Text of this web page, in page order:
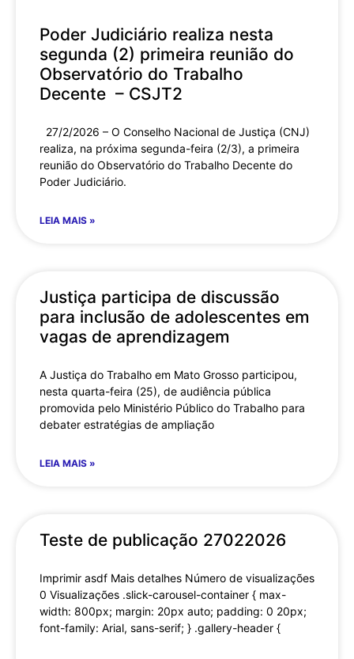
Poder Judiciário realiza nesta
segunda (2) primeira reunião do
Observatório do Trabalho
Decente – CSJT2
27/2/2026 – O Conselho Nacional de Justiça (CNJ)
realiza, na próxima segunda-feira (2/3), a primeira
reunião do Observatório do Trabalho Decente do
Poder Judiciário.
LEIA MAIS »
Justiça participa de discussão
para inclusão de adolescentes em
vagas de aprendizagem
A Justiça do Trabalho em Mato Grosso participou,
nesta quarta-feira (25), de audiência pública
promovida pelo Ministério Público do Trabalho para
debater estratégias de ampliação
LEIA MAIS »
Teste de publicação 27022026
Imprimir asdf Mais detalhes Número de visualizações
0 Visualizações .slick-carousel-container { max-
width: 800px; margin: 20px auto; padding: 0 20px;
font-family: Arial, sans-serif; } .gallery-header {